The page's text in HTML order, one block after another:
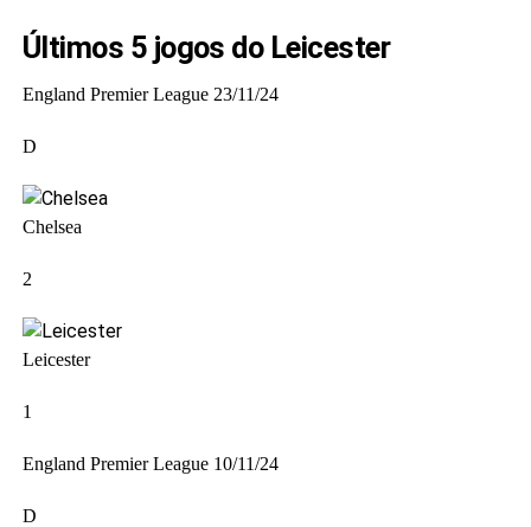
Últimos 5 jogos do Leicester
England Premier League 23/11/24
D
Chelsea
2
Leicester
1
England Premier League 10/11/24
D